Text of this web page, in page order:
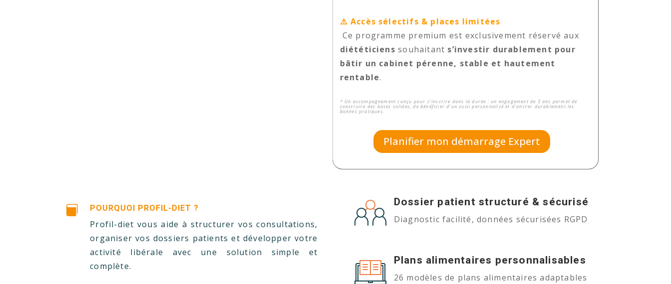
⚠️ Accès sélectifs & places limitées
Ce programme premium est exclusivement réservé aux
diététiciens souhaitant s’investir durablement pour
bâtir un cabinet pérenne, stable et hautement
rentable.
* Un accompagnement conçu pour s’inscrire dans la durée : un engagement de 3 ans permet de
construire des bases solides, de bénéficier d’un suivi personnalisé et d’ancrer durablement les
bonnes pratiques.
Planifier mon démarrage Expert
 POURQUOI PROFIL-DIET ?
Profil-diet vous aide à structurer vos consultations,
organiser vos dossiers patients et développer votre
activité libérale avec une solution simple et
complète.
Dossier patient structuré & sécurisé
Diagnostic facilité, données sécurisées RGPD
Plans alimentaires personnalisables
26 modèles de plans alimentaires adaptables